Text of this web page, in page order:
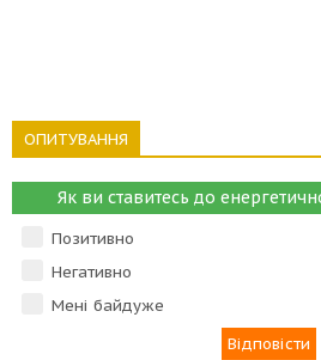
ОПИТУВАННЯ
Як ви ставитесь до
Позитивно
Негативно
Мені байдуже